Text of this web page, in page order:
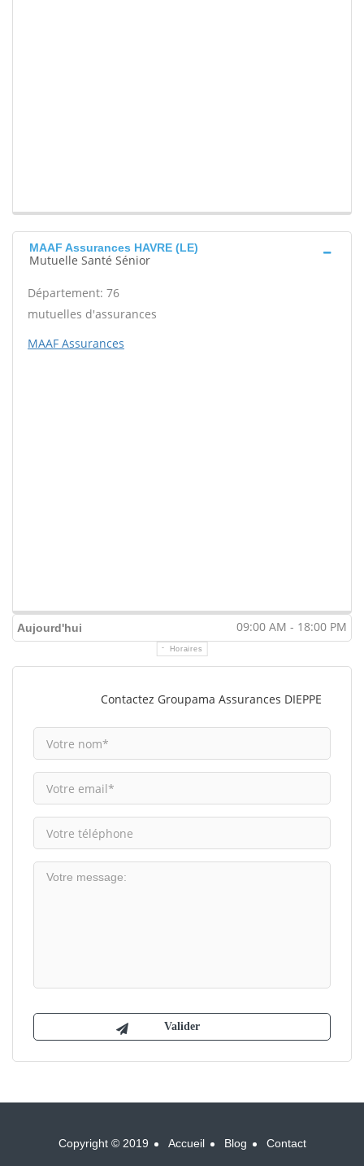
MAAF Assurances HAVRE (LE)
Mutuelle Santé Sénior
Département: 76
mutuelles d'assurances
MAAF Assurances
Aujourd'hui 09:00 AM - 18:00 PM
Horaires
Contactez Groupama Assurances DIEPPE
Copyright © 2019 Accueil Blog Contact